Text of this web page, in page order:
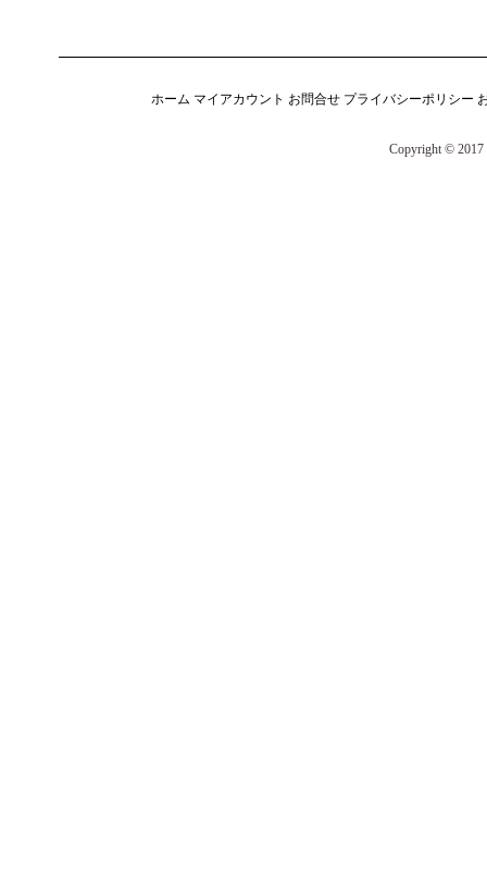
ホーム マイアカウント お問合せ プライバシーポリシー
Copyright © 2017